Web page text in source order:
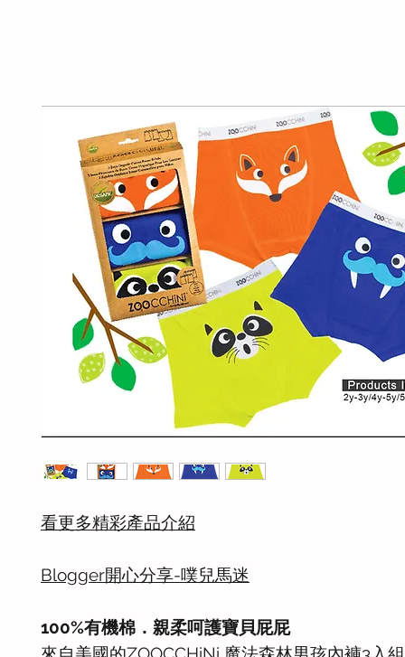
看更多精彩產品介紹
Blogger開心分享-噗兒馬迷
100%有機棉．親柔呵護寶貝屁屁